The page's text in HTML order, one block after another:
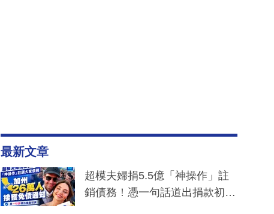
最新文章
超模夫婦捐5.5億「神操作」註
銷債務！憑一句話道出捐款初